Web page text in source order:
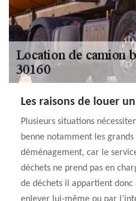
Les raisons de louer
Plusieurs situations
benne notamment les
déménagement, car le
déchets ne prend pas en
de déchets il appartient